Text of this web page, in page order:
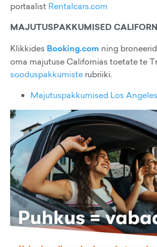
portaalist Rentalcars.com
MAJUTUSPAKKUMISED
Klikkides Booking.com ning
oma majutuse Californias toetate te
sooduspakkumiste rubriiki.
Majutuspakkumised Los